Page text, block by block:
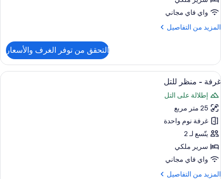
واي فاي مجاني
المزيد من التفاصيل
المزيد
غرفة
منظر
للتل
التحقق من توفر الغرف والأسعار
استعراض
جميع
صور
غرفة
-
منظر
للتل
1
غرفة - منظر للتل
إطلالة على التل
25 متر مربع
غرفة نوم واحدة
يتّسع لـ 2
سرير ملكي
واي فاي مجاني
المزيد من التفاصيل
المزيد